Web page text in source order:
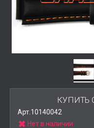
КУПИТЬ
Арт.10140042
Нет в наличии